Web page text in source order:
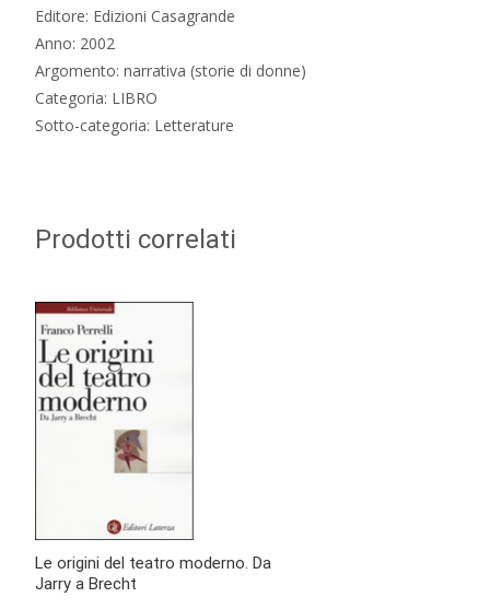
Editore: Edizioni Casagrande
Anno: 2002
Argomento: narrativa (storie di donne)
Categoria: LIBRO
Sotto-categoria: Letterature
Prodotti correlati
Le origini del teatro moderno. Da
Jarry a Brecht